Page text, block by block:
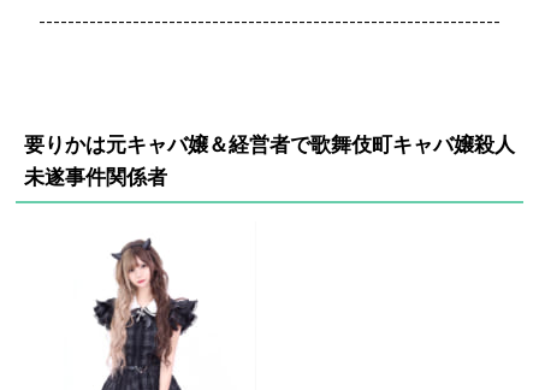
----------------------------------------------------------------
要りかは元キャバ嬢＆経営者で歌舞伎町キャバ嬢殺人
未遂事件関係者